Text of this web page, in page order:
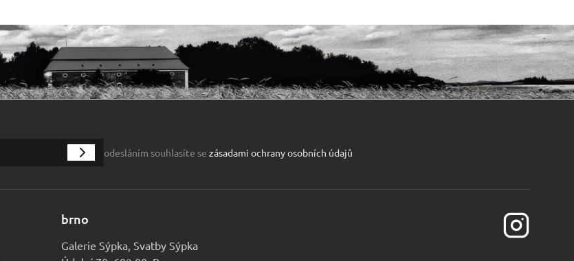
odesláním souhlasíte se zásadami ochrany osobních údajů
brno
Galerie Sýpka, Svatby Sýpka